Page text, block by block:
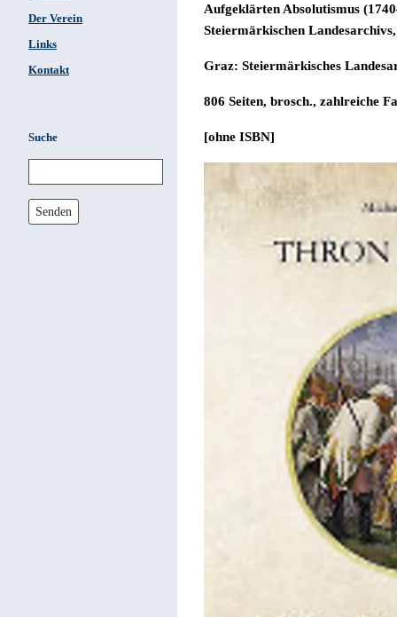
Der Verein
Links
Kontakt
Suche
Senden
Aufgeklärten Absolutismus
Steiermärkischen
Graz: Steiermärkisches
806 Seiten, brosch., zahlreiche
[ohne ISBN]